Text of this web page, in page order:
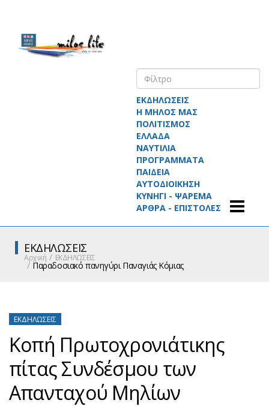
ΕΚΔΗΛΩΣΕΙΣ
Η ΜΗΛΟΣ ΜΑΣ
ΠΟΛΙΤΙΣΜΟΣ
ΕΛΛΑΔΑ
ΝΑΥΤΙΛΙΑ
ΠΡΟΓΡΑΜΜΑΤΑ
ΠΑΙΔΕΙΑ
ΑΥΤΟΔΙΟΙΚΗΣΗ
ΚΥΝΗΓΙ - ΨΑΡΕΜΑ
ΑΡΘΡΑ - ΕΠΙΣΤΟΛΕΣ
ΕΚΔΗΛΩΣΕΙΣ
Αρχική ΕΚΔΗΛΩΣΕΙΣ
Παραδοσιακό πανηγύρι Παναγιάς Κόμιας
ΕΚΔΗΛΏΣΕΙΣ
Κοπή Πρωτοχρονιάτικης
πίτας Συνδέσμου των
Απανταχού Μηλίων